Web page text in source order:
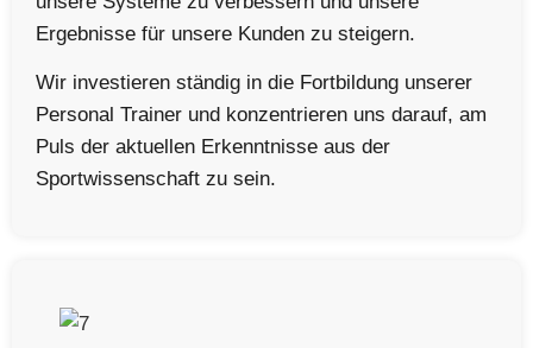
Ergebnisse für unsere Kunden zu steigern.
Wir investieren ständig in die Fortbildung unserer
Personal Trainer und konzentrieren uns darauf, am
Puls der aktuellen Erkenntnisse aus der
Sportwissenschaft zu sein.